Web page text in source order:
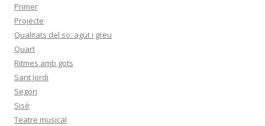
Primer
Projecte
Qualitats del so: agut i greu
Quart
Ritmes amb gots
Sant Jordi
Segon
Sisè
Teatre musical